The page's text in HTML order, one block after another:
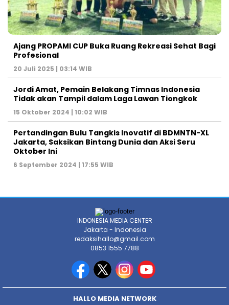
Ajang PROPAMI CUP Buka Ruang Rekreasi Sehat Bagi
Profesional
20 Juli 2025 | 03:14 WIB
Jordi Amat, Pemain Belakang Timnas Indonesia
Tidak akan Tampil dalam Laga Lawan Tiongkok
15 Oktober 2024 | 10:02 WIB
Pertandingan Bulu Tangkis Inovatif di BDMNTN-XL
Jakarta, Saksikan Bintang Dunia dan Aksi Seru
Oktober Ini
6 September 2024 | 17:55 WIB
INDONESIA MEDIA CENTER
Jakarta - Indonesia
redaksihallo@gmail.com
0853 1555 7788
HALLO MEDIA NETWORK